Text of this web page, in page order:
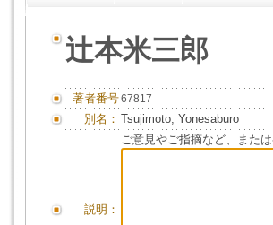
辻本米三郎
著者番号67817
別名： Tsujimoto, Yonesaburo
説明：
ご意見やご指摘など、また